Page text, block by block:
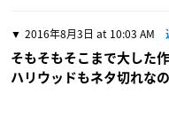
2016年8月3日 at 10:03 AM
そもそもそこまで大した
ハリウッドもネタ切れな